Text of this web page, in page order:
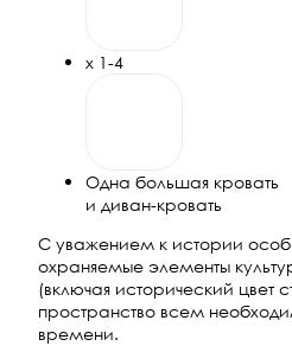
х 1-4
Одна большая кровать
и диван-кровать
С уважением к истории
охраняемые элементы
(включая исторический цвет
пространство всем
времени.